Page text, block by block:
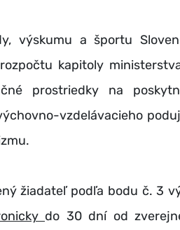
výskumu a športu
kapitoly
prostriedky na
vzdelávacieho
žiadateľ podľa bodu č. 3
do 30 dní od